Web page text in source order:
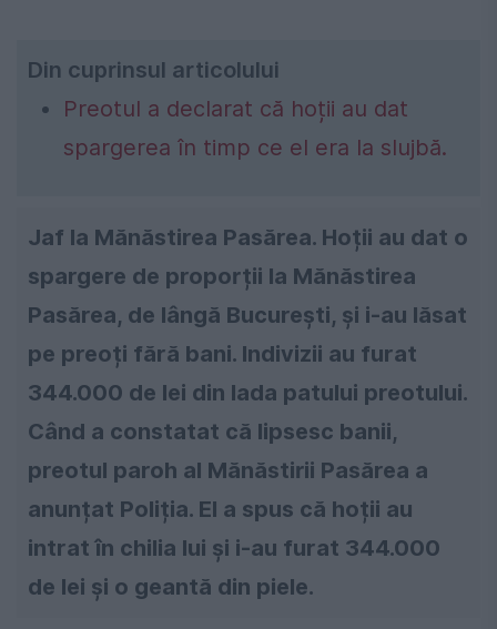
Din cuprinsul articolului
Preotul a declarat că hoții au dat
spargerea în timp ce el era la slujbă.
Jaf la Mănăstirea Pasărea. Hoții au dat o
spargere de proporții la Mănăstirea
Pasărea, de lângă București, și i-au lăsat
pe preoți fără bani. Indivizii au furat
344.000 de lei din lada patului preotului.
Când a constatat că lipsesc banii,
preotul paroh al Mănăstirii Pasărea a
anunțat Poliția. El a spus că hoții au
intrat în chilia lui și i-au furat 344.000
de lei și o geantă din piele.